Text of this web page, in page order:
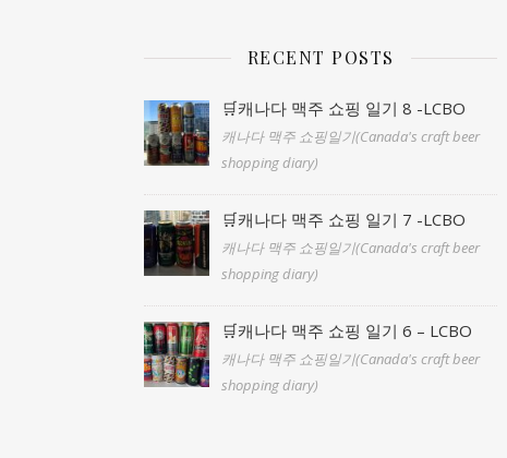
RECENT POSTS
🛒캐나다 맥주 쇼핑 일기 8 -LCBO
캐나다 맥주 쇼핑일기(Canada's craft beer
shopping diary)
🛒캐나다 맥주 쇼핑 일기 7 -LCBO
캐나다 맥주 쇼핑일기(Canada's craft beer
shopping diary)
🛒캐나다 맥주 쇼핑 일기 6 – LCBO
캐나다 맥주 쇼핑일기(Canada's craft beer
shopping diary)